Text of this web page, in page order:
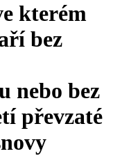
kterém
bez
nebo bez
převzaté